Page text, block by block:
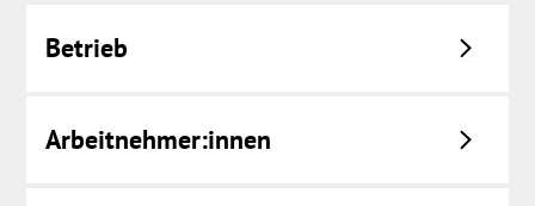
Betrieb
Arbeitnehmer:innen